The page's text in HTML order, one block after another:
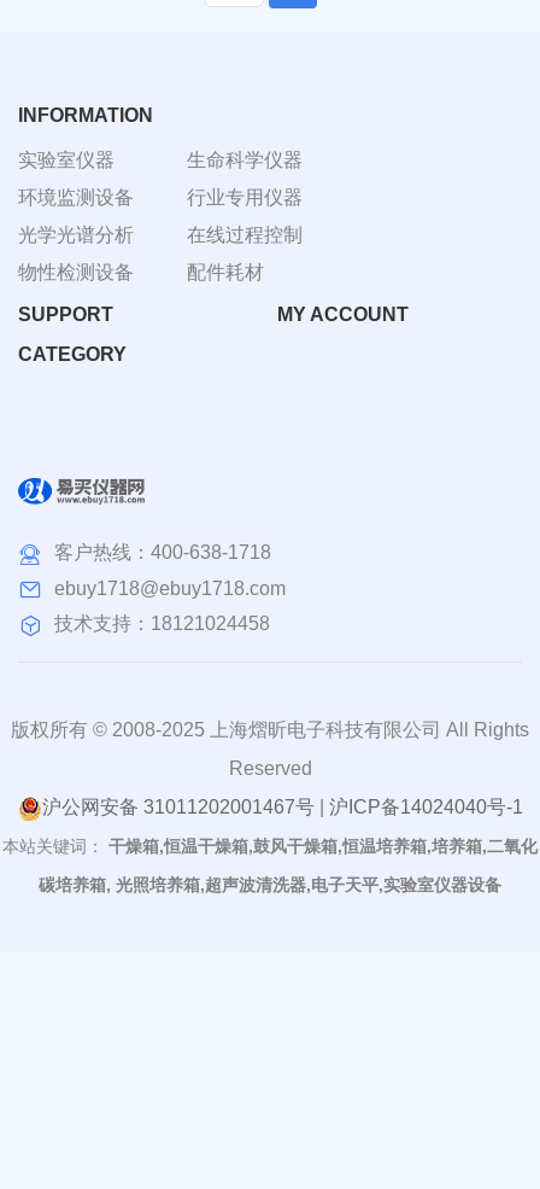
INFORMATION
实验室仪器
环境监测设备
光学光谱分析
物性检测设备
生命科学仪器
行业专用仪器
在线过程控制
配件耗材
SUPPORT
MY ACCOUNT
CATEGORY
客户热线： 400-638-1718
ebuy1718@ebuy1718.com
技术支持：18121024458
版权所有 © 2008-2025 上海熠昕电子科技有限公司 All Rights
Reserved
沪公网安备 31011202001467号| 沪ICP备14024040号-1
本站关键词：
干燥箱,恒温干燥箱,鼓风干燥箱,恒温培养箱,培养箱,二氧化
碳培养箱, 光照培养箱,超声波清洗器,电子天平,实验室仪器设备